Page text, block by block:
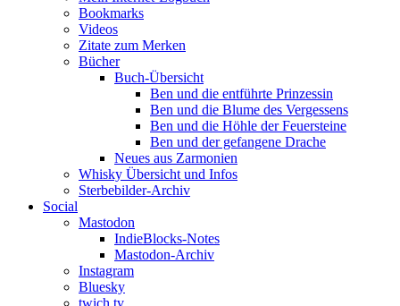
Bookmarks
Videos
Zitate zum Merken
Bücher
Buch-Übersicht
Ben und die entführte Prinzessin
Ben und die Blume des Vergessens
Ben und die Höhle der Feuersteine
Ben und der gefangene Drache
Neues aus Zarmonien
Whisky Übersicht und Infos
Sterbebilder-Archiv
Social
Mastodon
IndieBlocks-Notes
Mastodon-Archiv
Instagram
Bluesky
twich.tv